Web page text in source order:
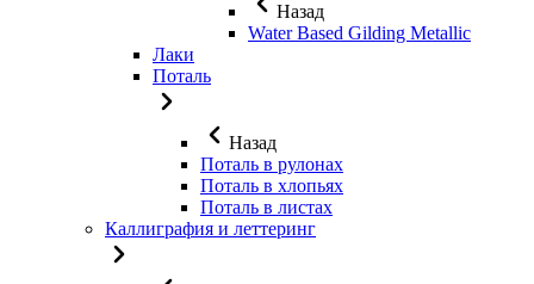
Назад
Water Based Gilding Metallic
Лаки
Поталь
Назад
Поталь в рулонах
Поталь в хлопьях
Поталь в листах
Каллиграфия и леттеринг